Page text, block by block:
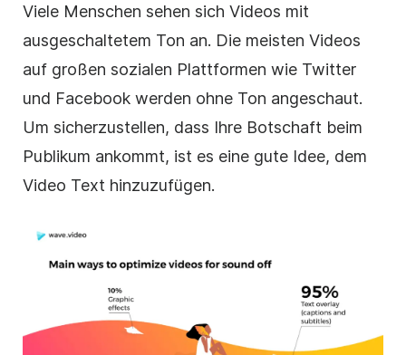
Viele Menschen sehen sich Videos mit
ausgeschaltetem Ton an. Die meisten Videos
auf großen sozialen Plattformen wie Twitter
und Facebook werden ohne Ton angeschaut.
Um sicherzustellen, dass Ihre Botschaft beim
Publikum ankommt, ist es eine gute Idee, dem
Video Text hinzuzufügen.